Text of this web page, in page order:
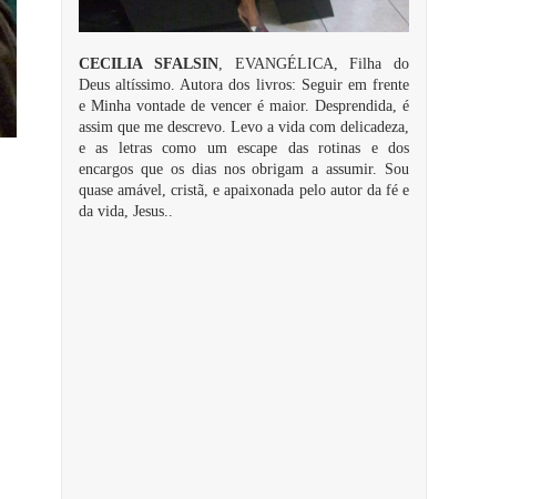
CECILIA SFALSIN, EVANGÉLICA, Filha do
Deus altíssimo. Autora dos livros: Seguir em frente
e Minha vontade de vencer é maior. Desprendida, é
assim que me descrevo. Levo a vida com delicadeza,
e as letras como um escape das rotinas e dos
encargos que os dias nos obrigam a assumir. Sou
quase amável, cristã, e apaixonada pelo autor da fé e
da vida, Jesus..